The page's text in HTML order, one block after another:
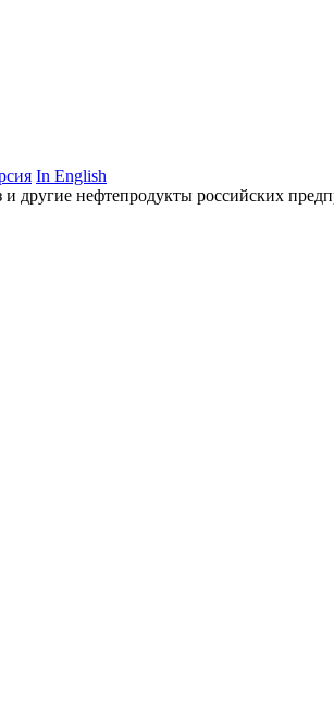
In English
другие нефтепродукты российских